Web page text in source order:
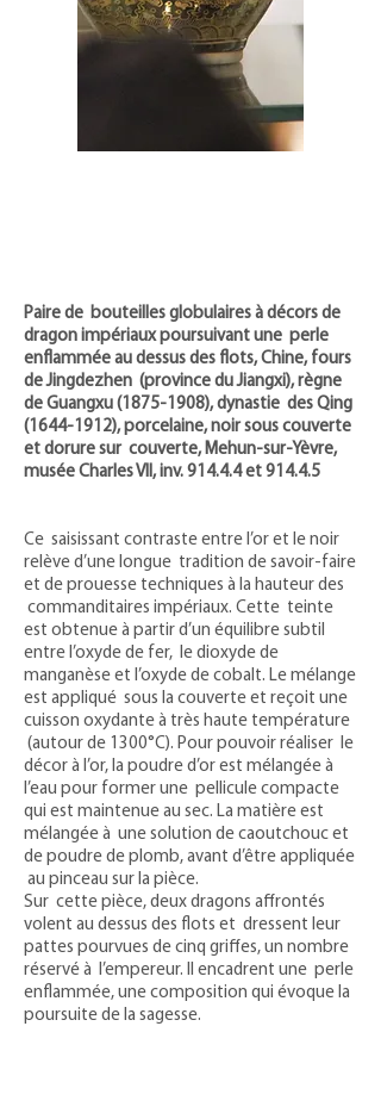
Paire de bouteilles globulaires à décors de
dragon impériaux poursuivant une perle
enflammée au dessus des flots, Chine, fours
de Jingdezhen (province du Jiangxi), règne
de Guangxu (1875-1908), dynastie des Qing
(1644-1912), porcelaine, noir sous couverte
et dorure sur couverte, Mehun-sur-Yèvre,
musée Charles VII, inv. 914.4.4 et 914.4.5
Ce saisissant contraste entre l’or et le noir
relève d’une longue tradition de savoir-faire
et de prouesse techniques à la hauteur des
commanditaires impériaux. Cette teinte
est obtenue à partir d’un équilibre subtil
entre l’oxyde de fer, le dioxyde de
manganèse et l’oxyde de cobalt. Le mélange
est appliqué sous la couverte et reçoit une
cuisson oxydante à très haute température
(autour de 1300°C). Pour pouvoir réaliser le
décor à l’or, la poudre d’or est mélangée à
l’eau pour former une pellicule compacte
qui est maintenue au sec. La matière est
mélangée à une solution de caoutchouc et
de poudre de plomb, avant d’être appliquée
au pinceau sur la pièce.
Sur cette pièce, deux dragons affrontés
volent au dessus des flots et dressent leur
pattes pourvues de cinq griffes, un nombre
réservé à l’empereur. Il encadrent une perle
enflammée, une composition qui évoque la
poursuite de la sagesse.